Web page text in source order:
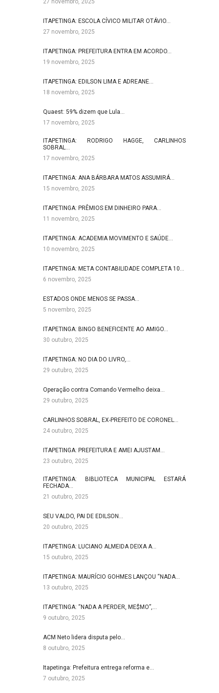
27 novembro, 2025
ITAPETINGA: ESCOLA CÍVICO MILITAR OTÁVIO…
27 novembro, 2025
ITAPETINGA: PREFEITURA ENTRA EM ACORDO…
19 novembro, 2025
ITAPETINGA: EDILSON LIMA E ADREANE…
18 novembro, 2025
Quaest: 59% dizem que Lula…
17 novembro, 2025
ITAPETINGA: RODRIGO HAGGE, CARLINHOS
SOBRAL…
17 novembro, 2025
ITAPETINGA: ANA BÁRBARA MATOS ASSUMIRÁ…
15 novembro, 2025
ITAPETINGA: PRÊMIOS EM DINHEIRO PARA…
11 novembro, 2025
ITAPETINGA: ACADEMIA MOVIMENTO E SAÚDE…
10 novembro, 2025
ITAPETINGA: META CONTABILIDADE COMPLETA 10…
6 novembro, 2025
ESTADOS ONDE MENOS SE PASSA…
5 novembro, 2025
ITAPETINGA: BINGO BENEFICENTE AO AMIGO…
30 outubro, 2025
ITAPETINGA: NO DIA DO LIVRO,…
29 outubro, 2025
Operação contra Comando Vermelho deixa…
29 outubro, 2025
CARLINHOS SOBRAL, EX-PREFEITO DE CORONEL…
24 outubro, 2025
ITAPETINGA: PREFEITURA E AMEI AJUSTAM…
23 outubro, 2025
ITAPETINGA: BIBLIOTECA MUNICIPAL ESTARÁ
FECHADA…
21 outubro, 2025
SEU VALDO, PAI DE EDILSON…
20 outubro, 2025
ITAPETINGA: LUCIANO ALMEIDA DEIXA A…
15 outubro, 2025
ITAPETINGA: MAURÍCIO GOHMES LANÇOU “NADA…
13 outubro, 2025
ITAPETINGA: “NADA A PERDER, ME$MO”,…
9 outubro, 2025
ACM Neto lidera disputa pelo…
8 outubro, 2025
Itapetinga: Prefeitura entrega reforma e…
7 outubro, 2025